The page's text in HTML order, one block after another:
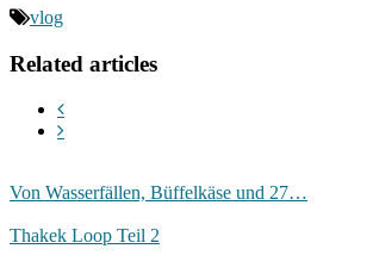
vlog
Related articles
Von Wasserfällen, Büffelkäse und 27…
Thakek Loop Teil 2